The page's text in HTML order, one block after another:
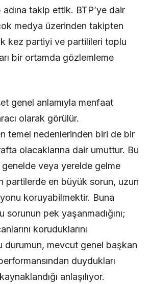
takip ettik. BTP’ye dair
medya üzerinden takipten
kez partiyi ve partilileri toplu
bir ortamda gözlemleme
genel anlamıyla menfaat
olarak görülür.
temel nedenlerinden biri de bir
olacaklarına dair umuttur. Bu
veya yerelde gelme
partilerde en büyük sorun, uzun
koruyabilmektir. Buna
sorunun pek yaşanmadığını;
koruduklarını
durumun, mevcut genel başkan
duydukları
anlaşılıyor.